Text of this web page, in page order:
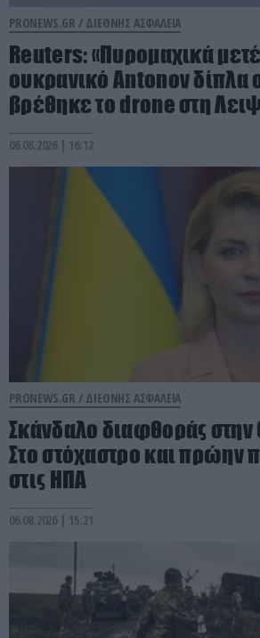
PRONEWS.GR / ΔΙΕΘΝΗΣ ΑΣΦΑΛΕΙΑ
Reuters: «Πυρομαχικά
ουκρανικό Antonov δίπλα
βρέθηκε το drone στη
06.08.2026 | 16:12
PRONEWS.GR / ΔΙΕΘΝΗΣ ΑΣΦΑΛΕΙΑ
Σκάνδαλο διαφθοράς στην
Στο στόχαστρο και πρώην
στις ΗΠΑ
06.08.2026 | 15:21